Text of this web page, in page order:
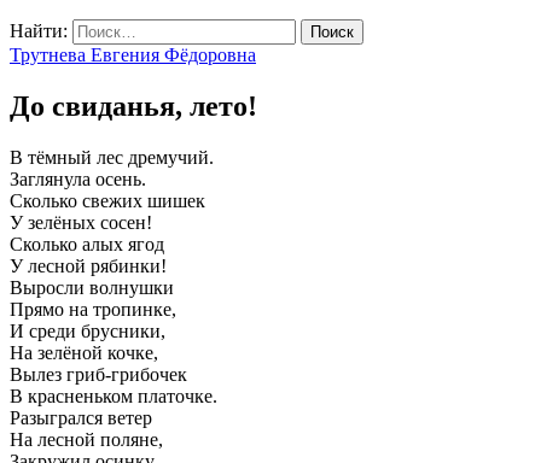
Найти:
Трутнева Евгения Фёдоровна
До свиданья, лето!
В тёмный лес дремучий.
Заглянула осень.
Сколько свежих шишек
У зелёных сосен!
Сколько алых ягод
У лесной рябинки!
Выросли волнушки
Прямо на тропинке,
И среди брусники,
На зелёной кочке,
Вылез гриб-грибочек
В красненьком платочке.
Разыгрался ветер
На лесной поляне,